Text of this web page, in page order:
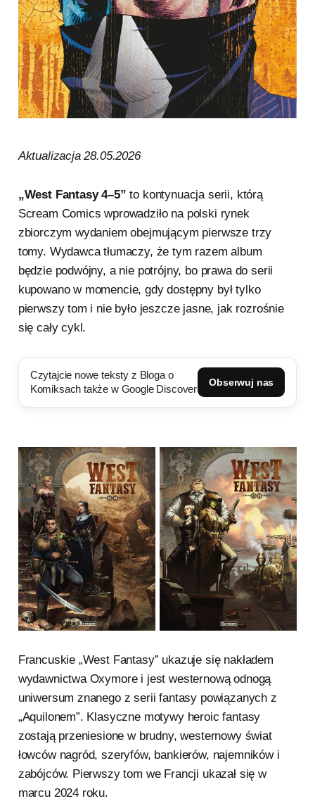
Aktualizacja 28.05.2026
„West Fantasy 4–5” to kontynuacja serii, którą
Scream Comics wprowadziło na polski rynek
zbiorczym wydaniem obejmującym pierwsze trzy
tomy. Wydawca tłumaczy, że tym razem album
będzie podwójny, a nie potrójny, bo prawa do serii
kupowano w momencie, gdy dostępny był tylko
pierwszy tom i nie było jeszcze jasne, jak rozrośnie
się cały cykl.
Czytajcie nowe teksty z Bloga o
Komiksach także w Google Discover
Obserwuj nas
Francuskie „West Fantasy” ukazuje się nakładem
wydawnictwa Oxymore i jest westernową odnogą
uniwersum znanego z serii fantasy powiązanych z
„Aquilonem”. Klasyczne motywy heroic fantasy
zostają przeniesione w brudny, westernowy świat
łowców nagród, szeryfów, bankierów, najemników i
zabójców. Pierwszy tom we Francji ukazał się w
marcu 2024 roku.